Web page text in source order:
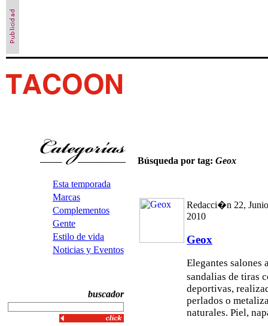
Esta temporada
Marcas
Complementos
Gente
Estilo de vida
Noticias y Eventos
buscador
Búsqueda por tag: Geox
Redacci�n 22,
2010
Geox
Elegantes salones
sandalias de tiras
deportivas,
perlados o
naturales. Piel,